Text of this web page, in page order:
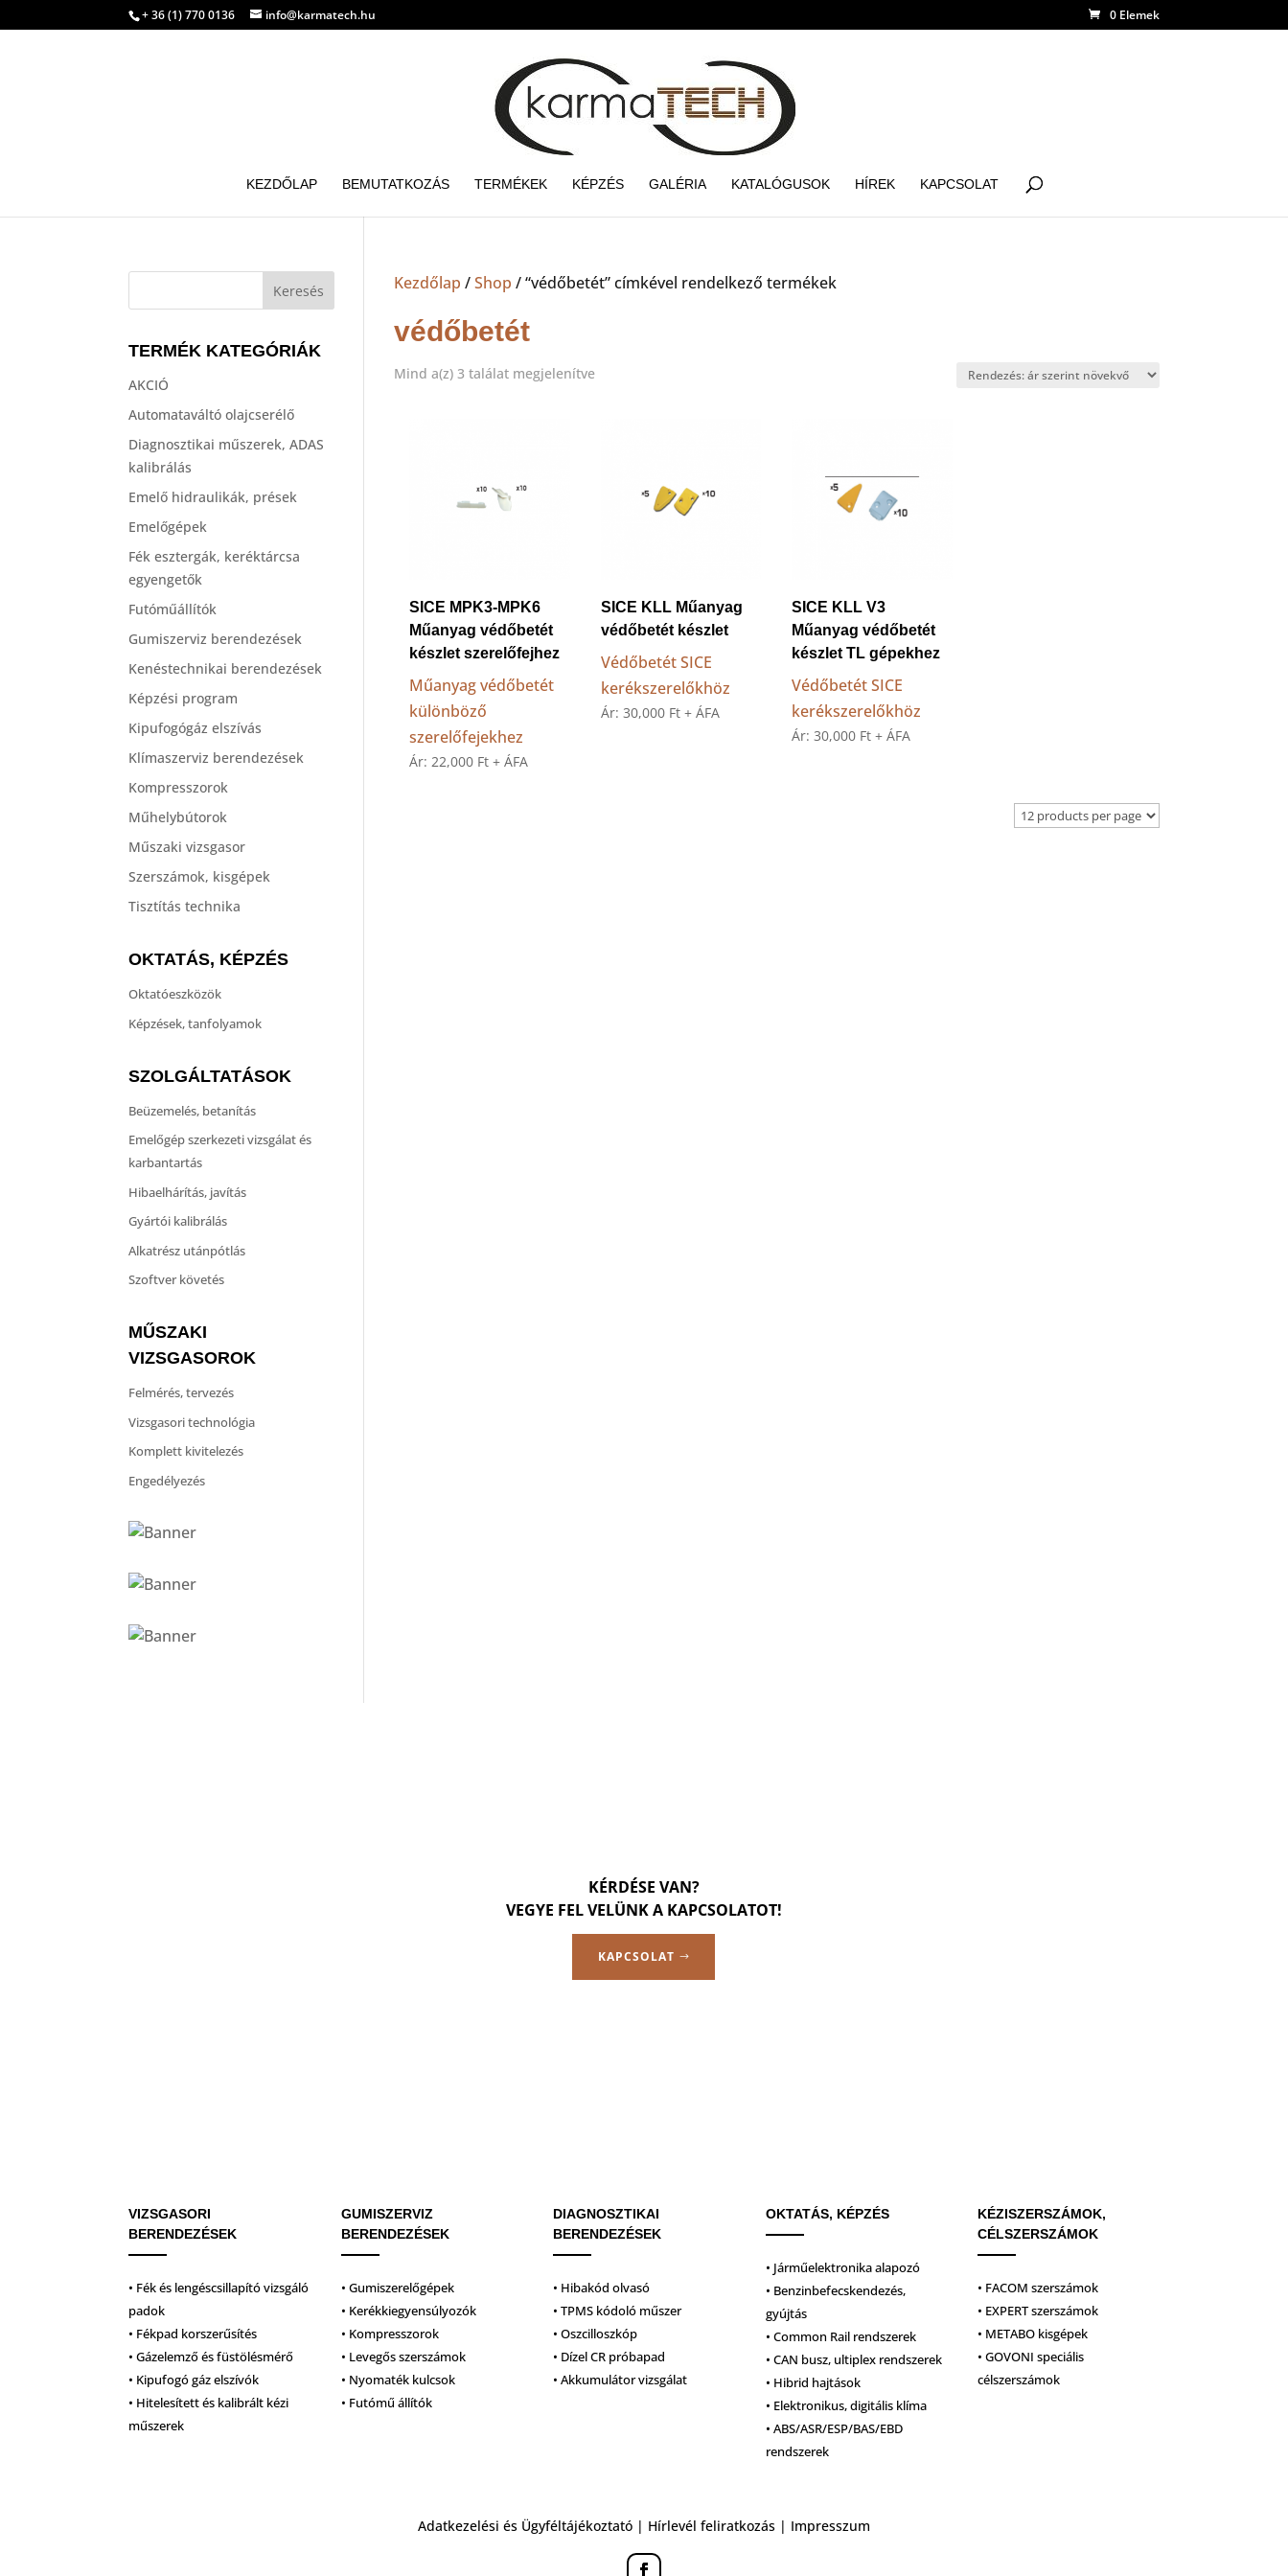
+ 36 (1) 770 0136 info@karmatech.hu 0 Elemek
KEZDŐLAP BEMUTATKOZÁS TERMÉKEK KÉPZÉS GALÉRIA KATALÓGUSOK HÍREK KAPCSOLAT
Kezdőlap /Shop / “védőbetét” címkével rendelkező termékek
védőbetét
Mind a(z) 3 találat megjelenítveSorted
SICE MPK3-MPK6
Műanyag védőbetét
készlet szerelőfejhez
Műanyag védőbetét
különböző
szerelőfejekhez
Ár: 22,000 Ft + ÁFA
SICE KLL Műanyag
védőbetét készlet
Védőbetét SICE
kerékszerelőkhöz
Ár: 30,000 Ft + ÁFA
SICE KLL V3
Műanyag védőbetét
készlet TL gépekhez
Védőbetét SICE
kerékszerelőkhöz
Ár:30,000 Ft + ÁFA
TERMÉK KATEGÓRIÁK
AKCIÓ
Automataváltó olajcserélő
Diagnosztikai műszerek, ADAS
kalibrálás
Emelő hidraulikák, prések
Emelőgépek
Fék esztergák, keréktárcsa
egyengetők
Futóműállítók
Gumiszerviz berendezések
Kenéstechnikai berendezések
Képzési program
Kipufogógáz elszívás
Klímaszerviz berendezések
Kompresszorok
Műhelybútorok
Műszaki vizsgasor
Szerszámok, kisgépek
Tisztítás technika
OKTATÁS, KÉPZÉS
Oktatóeszközök
Képzések, tanfolyamok
SZOLGÁLTATÁSOK
Beüzemelés, betanítás
Emelőgép szerkezeti vizsgálat és
karbantartás
Hibaelhárítás, javítás
Gyártói kalibrálás
Alkatrész utánpótlás
Szoftver követés
MŰSZAKI
VIZSGASOROK
Felmérés, tervezés
Vizsgasori technológia
Komplett kivitelezés
Engedélyezés
KÉRDÉSE VAN?
VEGYE FEL VELÜNK A KAPCSOLATOT!
KAPCSOLAT
VIZSGASORI
BERENDEZÉSEK
• Fék és lengéscsillapító vizsgáló
padok
• Fékpad korszerűsítés
• Gázelemző és füstölésmérő
• Kipufogó gáz elszívók
• Hitelesített és kalibrált kézi
műszerek
GUMISZERVIZ
BERENDEZÉSEK
• Gumiszerelőgépek
• Kerékkiegyensúlyozók
• Kompresszorok
• Levegős szerszámok
• Nyomaték kulcsok
• Futómű állítók
DIAGNOSZTIKAI
BERENDEZÉSEK
• Hibakód olvasó
• TPMS kódoló műszer
• Oszcilloszkóp
• Dízel CR próbapad
• Akkumulátor vizsgálat
OKTATÁS, KÉPZÉS
• Járműelektronika alapozó
• Benzinbefecskendezés,
gyújtás
• Common Rail rendszerek
• CAN busz, ultiplex rendszerek
• Hibrid hajtások
• Elektronikus, digitális klíma
• ABS/ASR/ESP/BAS/EBD
rendszerek
KÉZISZERSZÁMOK,
CÉLSZERSZÁMOK
• FACOM szerszámok
• EXPERT szerszámok
• METABO kisgépek
• GOVONI speciális
célszerszámok
Adatkezelési és Ügyféltájékoztató | Hírlevél feliratkozás | Impresszum